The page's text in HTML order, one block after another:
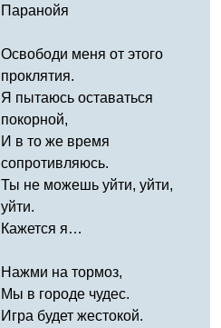
Паранойя
Освободи меня от этого
проклятия.
Я пытаюсь оставаться
покорной,
И в то же время
сопротивляюсь.
Ты не можешь уйти, уйти,
уйти.
Кажется я…
Нажми на тормоз,
Мы в городе чудес.
Игра будет жестокой.